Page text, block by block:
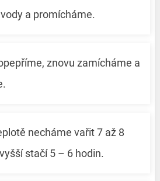
a promícháme.
znovu zamícháme a
necháme vařit 7 až 8
stačí 5 – 6 hodin.